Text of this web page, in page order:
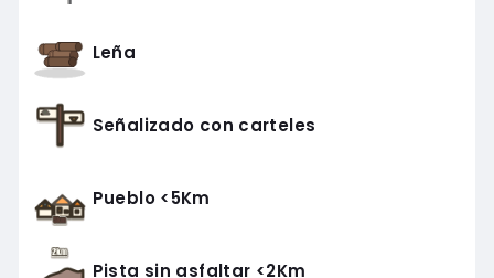
Leña
Señalizado con carteles
Pueblo <5Km
Pista sin asfaltar <2Km